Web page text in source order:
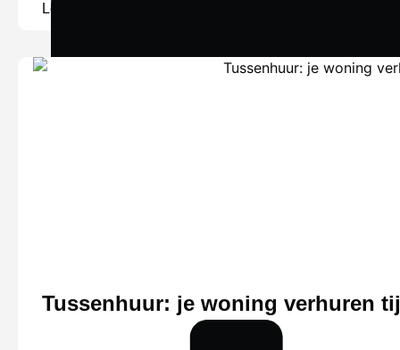
Lees bericht
Tussenhuur: je woning verhuren